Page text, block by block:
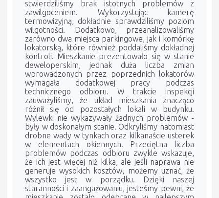
stwierdziliśmy brak istotnych problemów z
zawilgoceniem. Wykorzystując kamerę
termowizyjną, dokładnie sprawdziliśmy poziom
wilgotności. Dodatkowo, przeanalizowaliśmy
zarówno dwa miejsca parkingowe, jak i komórkę
lokatorską, które również poddaliśmy dokładnej
kontroli. Mieszkanie prezentowało się w stanie
deweloperskim, jednak duża liczba zmian
wprowadzonych przez poprzednich lokatorów
wymagała dodatkowej pracy podczas
technicznego odbioru. W trakcie inspekcji
zauważyliśmy, że układ mieszkania znacząco
różnił się od pozostałych lokali w budynku.
Wylewki nie wykazywały żadnych problemów -
były w doskonałym stanie. Odkryliśmy natomiast
drobne wady w tynkach oraz kilkanaście usterek
w elementach okiennych. Przeciętna liczba
problemów podczas odbioru zwykle wskazuje,
że ich jest więcej niż kilka, ale jeśli naprawa nie
generuje wysokich kosztów, możemy uznać, że
wszystko jest w porządku. Dzięki naszej
staranności i zaangażowaniu, jesteśmy pewni, że